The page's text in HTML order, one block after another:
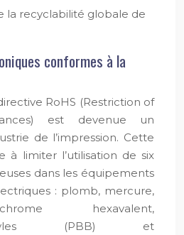
la recyclabilité globale de
conformes à la
RoHS (Restriction of
est devenue un
de l’impression. Cette
à limiter l’utilisation de six
dans les équipements
: plomb, mercure,
hexavalent,
(PBB) et